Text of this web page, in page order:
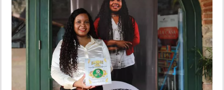
SHOW
DEPORTES